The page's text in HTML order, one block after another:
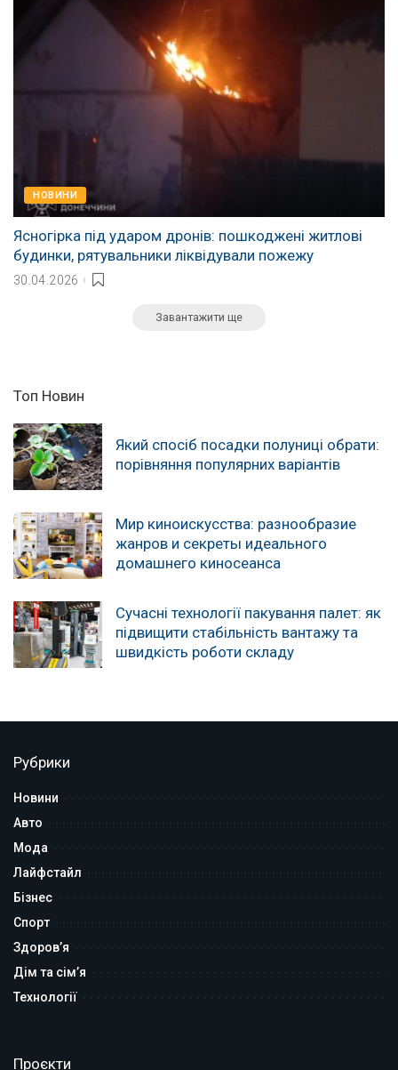
НОВИНИ
Ясногірка під ударом дронів: пошкоджені житлові
будинки, рятувальники ліквідували пожежу
30.04.2026
Завантажити ще
Топ Новин
Який спосіб посадки полуниці обрати:
порівняння популярних варіантів
Мир киноискусства: разнообразие
жанров и секреты идеального
домашнего киносеанса
Сучасні технології пакування палет: як
підвищити стабільність вантажу та
швидкість роботи складу
Рубрики
Новини
Авто
Мода
Лайфстайл
Бізнес
Спорт
Здоров’я
Дім та сім’я
Технології
Проєкти